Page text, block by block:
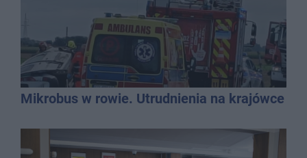
Mikrobus w rowie. Utrudnienia na krajówce